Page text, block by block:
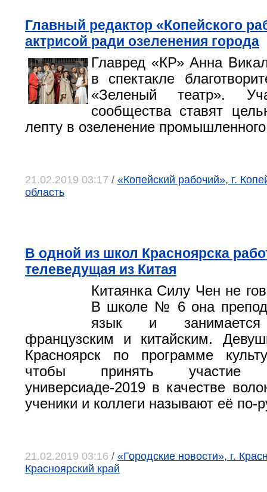
Главный редактор «Копейского
актрисой ради озеленения города
Главред «КР» Анна
в спектакле
«Зеленый театр».
сообщества ставят
лепту в озеленение
21.02.2019 03:17 / «Копейский рабочий», г.
область
В одной из школ Красноярска
телеведущая из Китая
Китаянка Силу Чен не
В школе № 6 она
язык и
французским и китайским.
Красноярск по программе
чтобы принять
универсиаде-2019 в качестве
ученики и коллеги называют её по-
21.02.2019 03:16 / «Городские новости», г.
Красноярский край